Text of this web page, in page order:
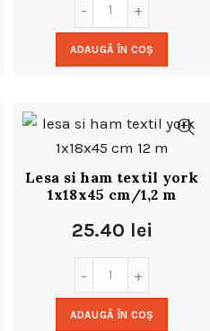
ADAUGĂ ÎN COȘ
Lesa si ham textil york
1x18x45 cm/1,2 m
25.40 lei
ADAUGĂ ÎN COȘ